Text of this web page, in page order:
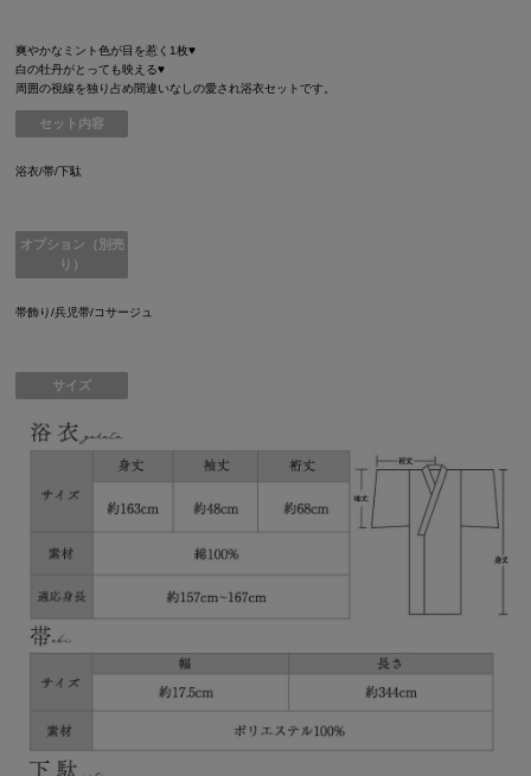
爽やかなミント色が目を惹く1枚♥
白の牡丹がとっても映える♥
周囲の視線を独り占め間違いなしの愛され浴衣セットです。
セット内容
浴衣/帯/下駄
オプション（別売
り）
帯飾り/兵児帯/コサージュ
サイズ